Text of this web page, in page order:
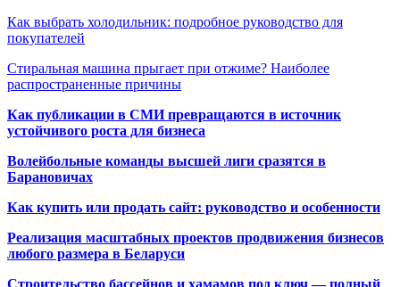
Как выбрать холодильник: подробное руководство для
покупателей
Стиральная машина прыгает при отжиме? Наиболее
распространенные причины
Как публикации в СМИ превращаются в источник
устойчивого роста для бизнеса
Волейбольные команды высшей лиги сразятся в
Барановичах
Как купить или продать сайт: руководство и особенности
Реализация масштабных проектов продвижения бизнесов
любого размера в Беларуси
Строительство бассейнов и хамамов под ключ — полный